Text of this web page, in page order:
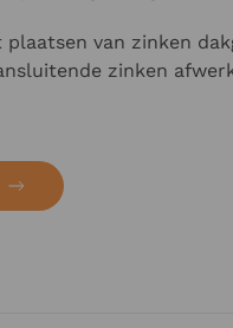
van zinken
zinken